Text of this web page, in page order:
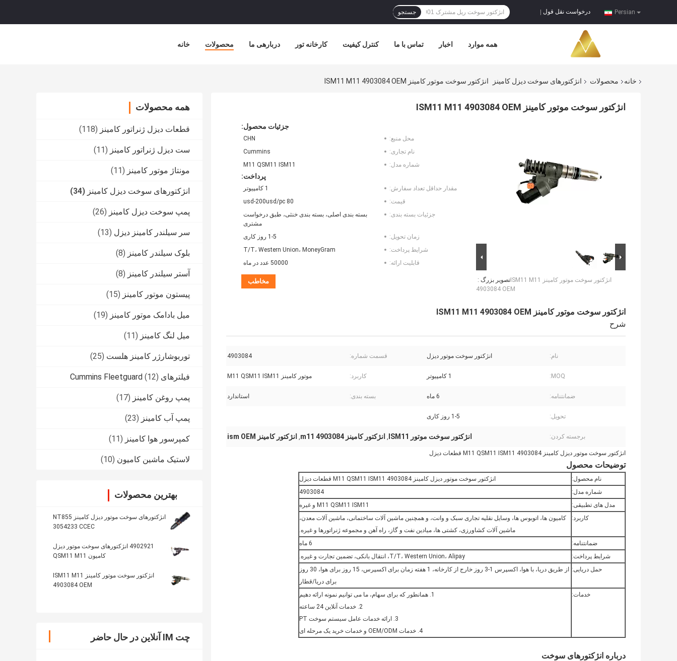
Persian درخواست نقل قول جستجو
خانه محصولات دربارهی ما کارخانه تور کنترل کیفیت تماس با ما اخبار همه موارد
خانه محصولات انژکتورهای سوخت دیزل کامینز انژکتور سوخت موتور کامینز ISM11 M11 4903084 OEM
همه محصولات
قطعات دیزل ژنراتور کامینز (118)
ست دیزل ژنراتور کامینز (11)
مونتاژ موتور کامینز (11)
انژکتورهای سوخت دیزل کامینز (34)
پمپ سوخت دیزل کامینز (26)
سر سیلندر کامینز دیزل (13)
بلوک سیلندر کامینز (8)
آستر سیلندر کامینز (8)
پیستون موتور کامینز (15)
میل بادامک موتور کامینز (19)
میل لنگ کامینز (11)
توربوشارژر کامینز هلست (25)
فیلترهای Cummins Fleetguard (12)
پمپ روغن کامینز (17)
پمپ آب کامینز (23)
کمپرسور هوا کامینز (11)
لاستیک ماشین کامیون (10)
بهترین محصولات
انژکتورهای سوخت موتور دیزل کامینز NT855
3054233 CCEC
4902921 انژکتورهای سوخت موتور دیزل
کامیون QSM11 M11
انژکتور سوخت موتور کامینز ISM11 M11
4903084 OEM
چت IM آنلاین در حال حاضر
انژکتور سوخت موتور کامینز ISM11 M11 4903084 OEM
تصویر بزرگ : انژکتور سوخت موتور کامینز ISM11 M11
4903084 OEM
جزئیات محصول:
محل منبع:
CHN
نام تجاری:
Cummins
شماره مدل:
M11 QSM11 ISM11
پرداخت:
مقدار حداقل تعداد سفارش:
1 کامپیوتر
قیمت:
80 usd-200usd/pc
جزئیات بسته بندی:
بسته بندی اصلی، بسته بندی خنثی، طبق درخواست
مشتری
زمان تحویل:
1-5 روز کاری
شرایط پرداخت:
T/T، Western Union، MoneyGram
قابلیت ارائه:
50000 عدد در ماه
مخاطب
انژکتور سوخت موتور کامینز ISM11 M11 4903084 OEM
شرح
نام: انژکتور سوخت موتور دیزل قسمت شماره: 4903084
MOQ: 1 کامپیوتر کاربرد: موتور کامینز M11 QSM11 ISM11
ضمانتنامه: 6 ماه بسته بندی: استاندارد
تحویل: 1-5 روز کاری
برجسته کردن: انژکتور سوخت موتور ISM11 , انژکتور کامینز m11 4903084 , انژکتور کامینز ism OEM
انژکتور سوخت موتور دیزل کامینز 4903084 M11 QSM11 ISM11 قطعات دیزل
توضیحات محصول
نام محصول:
انژکتور سوخت موتور دیزل کامینز 4903084 M11 QSM11 ISM11 قطعات دیزل
شماره مدل:
4903084
مدل های تطبیقی:
M11 QSM11 ISM11 و غیره
کاربرد:
کامیون ها، اتوبوس ها، وسایل نقلیه تجاری سبک و وانت، و همچنین ماشین آلات ساختمانی، ماشین آلات معدن،
ماشین آلات کشاورزی، کشتی ها، میادین نفت و گاز، راه آهن و مجموعه ژنراتورها و غیره.
ضمانتنامه:
6 ماه
شرایط پرداخت:
T/T، Western Union، Alipay، انتقال بانکی، تضمین تجارت و غیره.
حمل دریایی:
از طریق دریا، با هوا، اکسپرس 1-3 روز خارج از کارخانه، 1 هفته زمان برای اکسپرس، 15 روز برای هوا، 30 روز
برای دریا/قطار
خدمات:
1. همانطور که برای سهام، ما می توانیم نمونه ارائه دهیم
2. خدمات آنلاین 24 ساعته
3. ارائه خدمات عامل سیستم سوخت PT
4. خدمات OEM/ODM و خدمات خرید یک مرحله ای
درباره انژکتورهای سوخت